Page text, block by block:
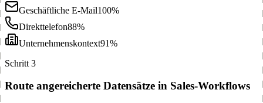
Geschäftliche E-Mail100%
Direkttelefon88%
Unternehmenskontext91%
Schritt 3
Route angereicherte Datensätze in Sales-Workflows